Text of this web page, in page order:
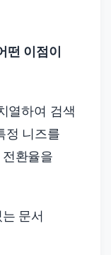
떤 이점이
열하여 검색
정 니즈를
환율을
문서